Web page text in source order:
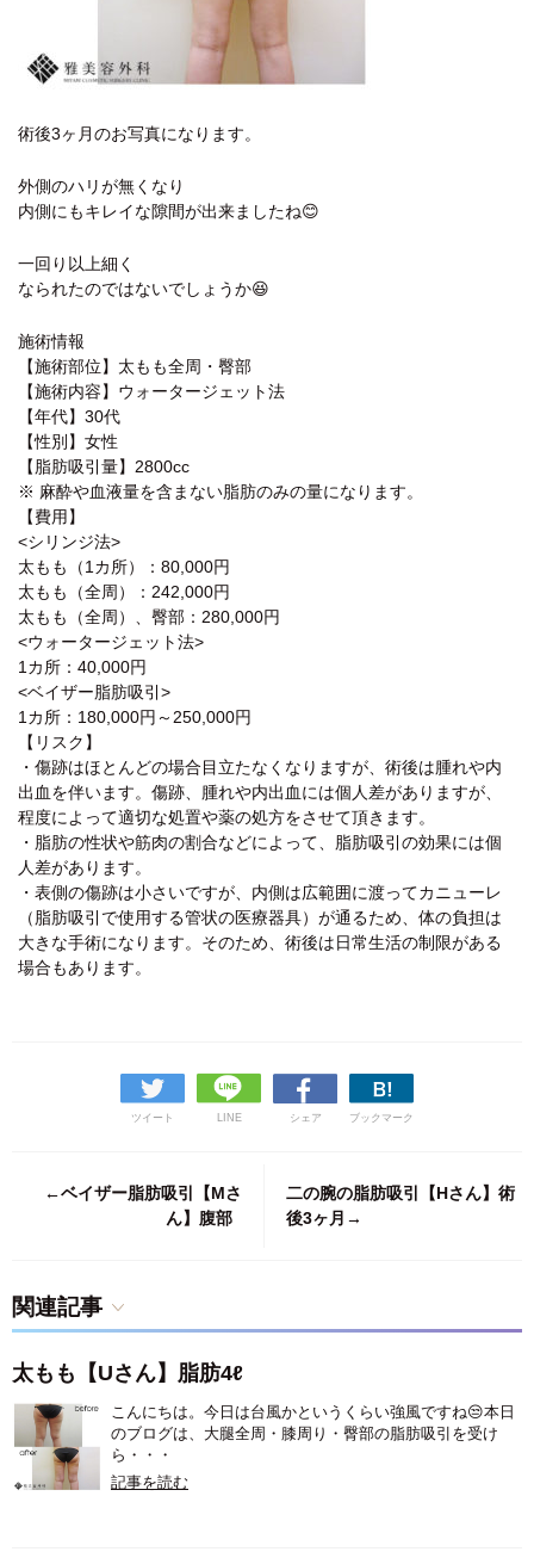
術後3ヶ月のお写真になります。
外側のハリが無くなり
内側にもキレイな隙間が出来ましたね😊
一回り以上細く
なられたのではないでしょうか😆
施術情報
【施術部位】太もも全周・臀部
【施術内容】ウォータージェット法
【年代】30代
【性別】女性
【脂肪吸引量】2800cc
※ 麻酔や血液量を含まない脂肪のみの量になります。
【費用】
<シリンジ法>
太もも（1カ所）：80,000円
太もも（全周）：242,000円
太もも（全周）、臀部：280,000円
<ウォータージェット法>
1カ所：40,000円
<ベイザー脂肪吸引>
1カ所：180,000円～250,000円
【リスク】
・傷跡はほとんどの場合目立たなくなりますが、術後は腫れや内
出血を伴います。傷跡、腫れや内出血には個人差がありますが、
程度によって適切な処置や薬の処方をさせて頂きます。
・脂肪の性状や筋肉の割合などによって、脂肪吸引の効果には個
人差があります。
・表側の傷跡は小さいですが、内側は広範囲に渡ってカニューレ
（脂肪吸引で使用する管状の医療器具）が通るため、体の負担は
大きな手術になります。そのため、術後は日常生活の制限がある
場合もあります。
ツイート LINE シェア ブックマーク
←ベイザー脂肪吸引【Mさ
ん】腹部
二の腕の脂肪吸引【Hさん】術
後3ヶ月→
関連記事
太もも【Uさん】脂肪4ℓ
こんにちは。今日は台風かというくらい強風ですね😒本日
のブログは、大腿全周・膝周り・臀部の脂肪吸引を受け
ら・・・
記事を読む